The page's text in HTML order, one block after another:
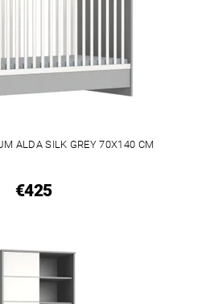
ALDA SILK GREY 70X140 CM
€425